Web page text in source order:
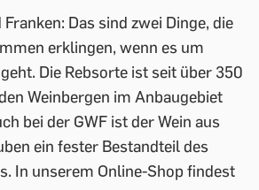
Das sind zwei Dinge, die
erklingen, wenn es um
Die Rebsorte ist seit über 350
Weinbergen im Anbaugebiet
bei der GWF ist der Wein aus
ein fester Bestandteil des
In unserem Online-Shop findest